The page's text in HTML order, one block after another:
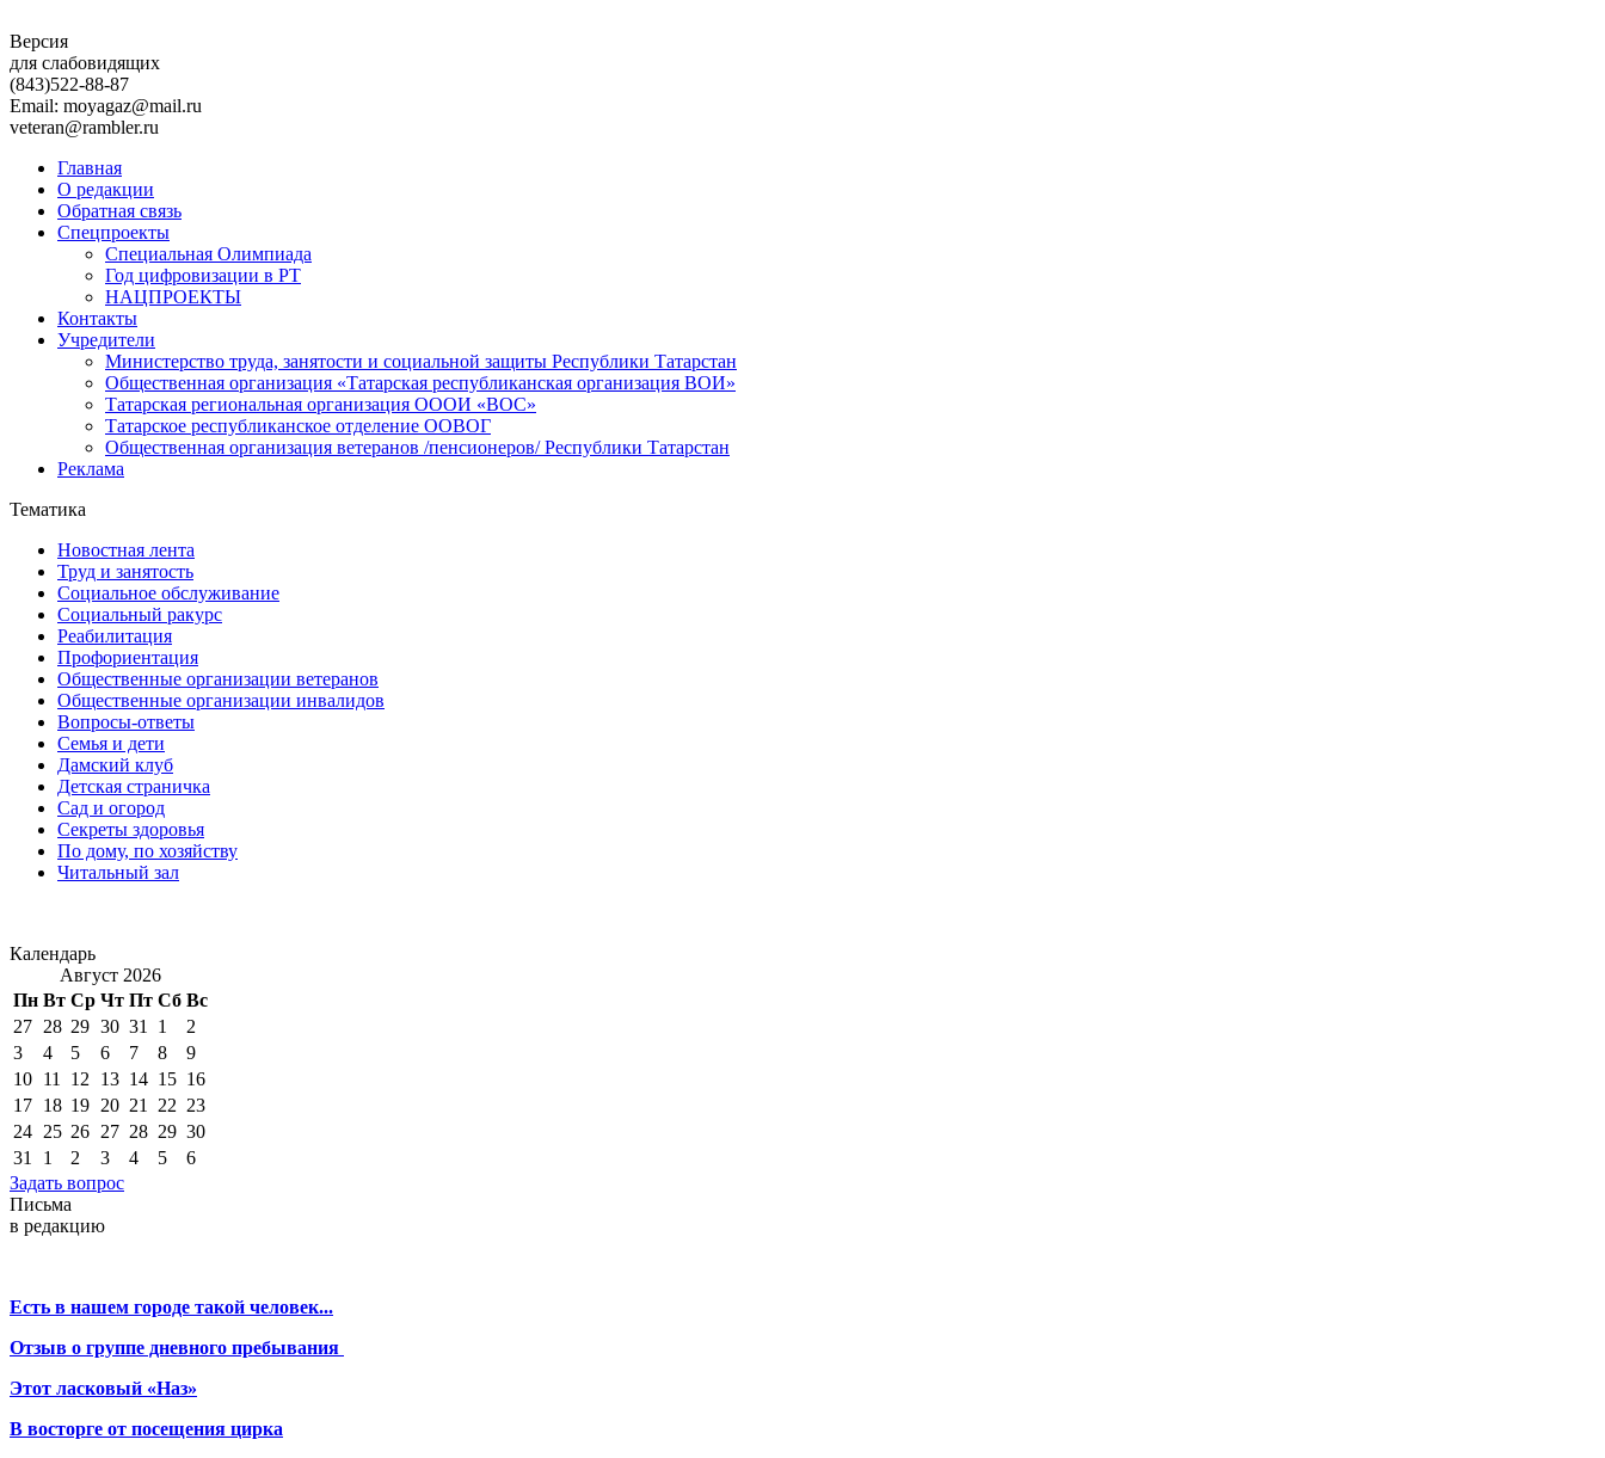
Версия
для слабовидящих
(843)522-88-87
Email: moyagaz@mail.ru
veteran@rambler.ru
Главная
О редакции
Обратная связь
Спецпроекты
Специальная Олимпиада
Год цифровизации в РТ
НАЦПРОЕКТЫ
Контакты
Учредители
Министерство труда, занятости и социальной защиты Республики Татарстан
Общественная организация «Татарская республиканская организация ВОИ»
Татарская региональная организация ОООИ «ВОС»
Татарское республиканское отделение ООВОГ
Общественная организация ветеранов /пенсионеров/ Республики Татарстан
Реклама
Тематика
Новостная лента
Труд и занятость
Социальное обслуживание
Социальный ракурс
Реабилитация
Профориентация
Общественные организации ветеранов
Общественные организации инвалидов
Вопросы-ответы
Семья и дети
Дамский клуб
Детская страничка
Сад и огород
Секреты здоровья
По дому, по хозяйству
Читальный зал
Календарь
Август 2026
Пн Вт Ср Чт Пт Сб Вс
27 28 29 30 31 1
2
3
4 5 6 7 8
9
10 11 12 13 14 15 16
17 18 19 20 21 22 23
24 25 26 27 28 29 30
31
1 2 3 4 5
6
Задать вопрос
Письма
в редакцию
Есть в нашем городе такой человек...
Отзыв о группе дневного пребывания
Этот ласковый «Наз»
В восторге от посещения цирка